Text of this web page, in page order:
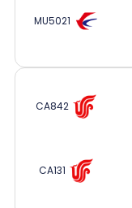
MU5021
CA842
CA131